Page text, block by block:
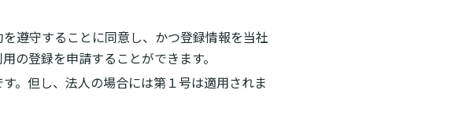
遵守することに同意し、かつ登録情報を当社
の登録を申請することができます。
。但し、法人の場合には第１号は適用されま